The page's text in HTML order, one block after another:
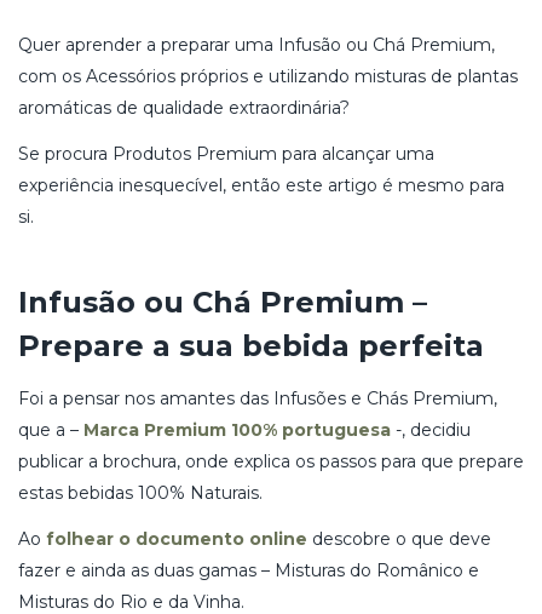
Quer aprender a preparar uma Infusão ou Chá Premium,
com os Acessórios próprios e utilizando misturas de plantas
aromáticas de qualidade extraordinária?
Se procura Produtos Premium para alcançar uma
experiência inesquecível, então este artigo é mesmo para
si.
Infusão ou Chá Premium –
Prepare a sua bebida perfeita
Foi a pensar nos amantes das Infusões e Chás Premium,
que a – Marca Premium 100% portuguesa -, decidiu
publicar a brochura, onde explica os passos para que prepare
estas bebidas 100% Naturais.
Ao folhear o documento online descobre o que deve
fazer e ainda as duas gamas – Misturas do Românico e
Misturas do Rio e da Vinha.